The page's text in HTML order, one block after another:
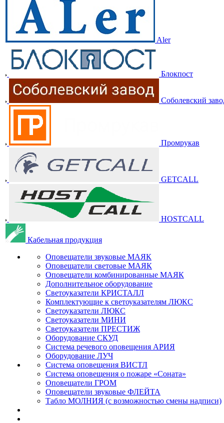
Aler
Блокпост
Соболевский
Промрукав
GETCALL
HOSTCALL
Кабельная продукция
Оповещатели звуковые МАЯК
Оповещатели световые МАЯК
Оповещатели комбинированные МАЯК
Дополнительное оборудование
Светоуказатели КРИСТАЛЛ
Комплектующие к светоуказателям ЛЮКС
Светоуказатели ЛЮКС
Светоуказатели МИНИ
Светоуказатели ПРЕСТИЖ
Оборудование СКУД
Система речевого оповещения АРИЯ
Оборудование ЛУЧ
Система оповещения ВИСТЛ
Система оповещения о пожаре «Соната»
Оповещатели ГРОМ
Оповещатели звуковые ФЛЕЙТА
Табло МОЛНИЯ (с возможностью смены надписи)